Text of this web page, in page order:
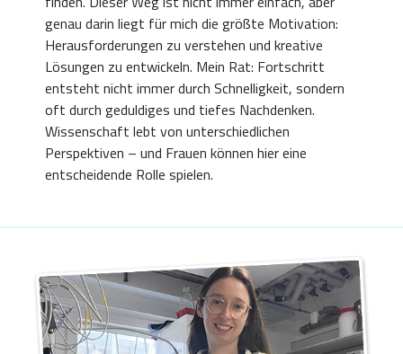
genau darin liegt für mich die größte Motivation:
Herausforderungen zu verstehen und kreative
Lösungen zu entwickeln. Mein Rat: Fortschritt
entsteht nicht immer durch Schnelligkeit, sondern
oft durch geduldiges und tiefes Nachdenken.
Wissenschaft lebt von unterschiedlichen
Perspektiven – und Frauen können hier eine
entscheidende Rolle spielen.